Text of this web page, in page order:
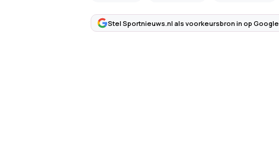
Stel Sportnieuws.nl als voorkeursbron in op Google